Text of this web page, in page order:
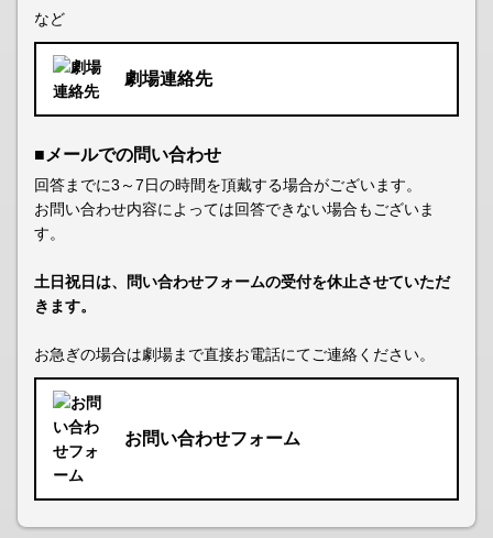
など
劇場連絡先
■メールでの問い合わせ
回答までに3～7日の時間を頂戴する場合がございます。
お問い合わせ内容によっては回答できない場合もございま
す。
土日祝日は、問い合わせフォームの受付を休止させていただ
きます。
お急ぎの場合は劇場まで直接お電話にてご連絡ください。
お問い合わせフォーム